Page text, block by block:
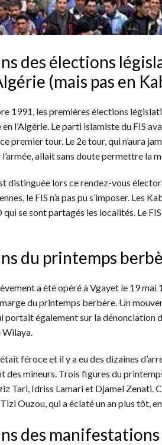
des élections
(mais pas en
1991, les premières élections
l’Algérie. Le parti islamiste du FIS
premier tour. Le 2e tour, qui n’aura
allait sans doute permettre la
distinguée lors ce rendez-vous
le FIS n’a pas pu s’imposer. Les
qui se sont partagés les localités. Le
du printemps
a été opéré à Vgayet le 19
du printemps berbère. Un
portait également sur la dénonciation
Wilaya.
féroce et il y a eu des dizaines
des mineurs. Trois figures du
Tari, Idriss Lamari et Djamel Zenati.
Ouzou, qui a éclaté un an plus tôt,
des